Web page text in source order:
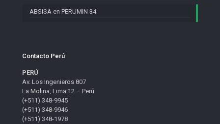
ABSISA en PERUMIN 34
Contacto Perú
PERÚ
Av. Los Ingenieros 807
La Molina, Lima 12 – Perú
(+511) 348-9945
(+511) 348-9946
(+511) 348-1978